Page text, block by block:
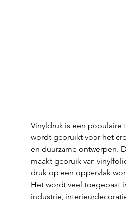
Vinyldruk is een populaire
wordt gebruikt voor het
en duurzame ontwerpen.
maakt gebruik van
druk op een oppervlak
Het wordt veel toegepast
industrie,